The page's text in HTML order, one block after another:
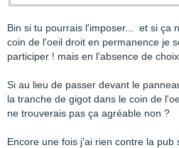
Bin si tu pourrais l'imposer... et si ça
coin de l'oeil droit en permanence je
participer ! mais en l'absence de
Si au lieu de passer devant le
la tranche de gigot dans le coin de
ne trouverais pas ça agréable non ?
Encore une fois j'ai rien contre la